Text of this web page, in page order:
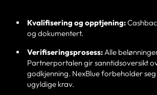
Kvalifisering og opptjening:
og dokumentert.
Verifiseringsprosess:Alle
Partnerportalen gir sanntidsoversikt
godkjenning. NexBlue forbeholder
ugyldige krav.